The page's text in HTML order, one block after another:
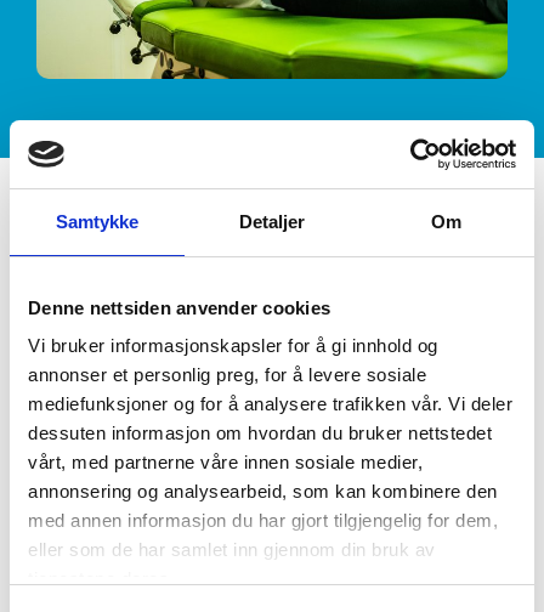
Samtykke Detaljer Om
Denne nettsiden anvender cookies
Vi bruker informasjonskapsler for å gi innhold og
annonser et personlig preg, for å levere sosiale
mediefunksjoner og for å analysere trafikken vår. Vi deler
dessuten informasjon om hvordan du bruker nettstedet
vårt, med partnerne våre innen sosiale medier,
annonsering og analysearbeid, som kan kombinere den
med annen informasjon du har gjort tilgjengelig for dem,
eller som de har samlet inn gjennom din bruk av